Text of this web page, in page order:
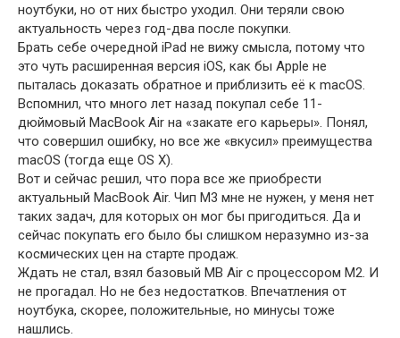
ноутбуки, но от них быстро уходил. Они теряли свою
актуальность через год-два после покупки.
Брать себе очередной iPad не вижу смысла, потому что
это чуть расширенная версия iOS, как бы Apple не
пыталась доказать обратное и приблизить её к macOS.
Вспомнил, что много лет назад покупал себе 11-
дюймовый MacBook Air на «закате его карьеры». Понял,
что совершил ошибку, но все же «вкусил» преимущества
macOS (тогда еще OS X).
Вот и сейчас решил, что пора все же приобрести
актуальный MacBook Air. Чип M3 мне не нужен, у меня нет
таких задач, для которых он мог бы пригодиться. Да и
сейчас покупать его было бы слишком неразумно из-за
космических цен на старте продаж.
Ждать не стал, взял базовый MB Air с процессором M2. И
не прогадал. Но не без недостатков. Впечатления от
ноутбука, скорее, положительные, но минусы тоже
нашлись.